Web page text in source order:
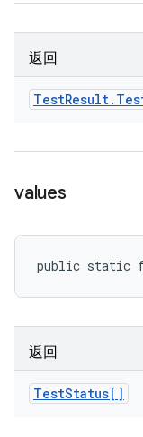
返回
TestResult.
values
public static
返回
TestStatus[]